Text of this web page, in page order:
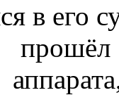
в его